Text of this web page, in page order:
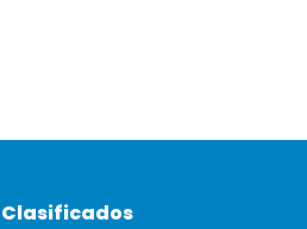
Clasificados